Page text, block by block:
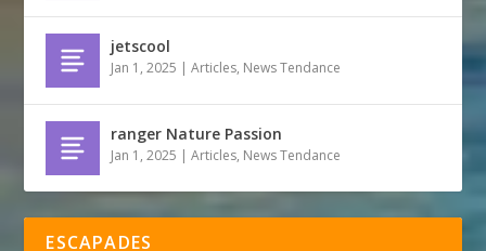
jetscool
Jan 1, 2025 |Articles, News Tendance
ranger Nature Passion
Jan 1, 2025 |Articles, News Tendance
ESCAPADES